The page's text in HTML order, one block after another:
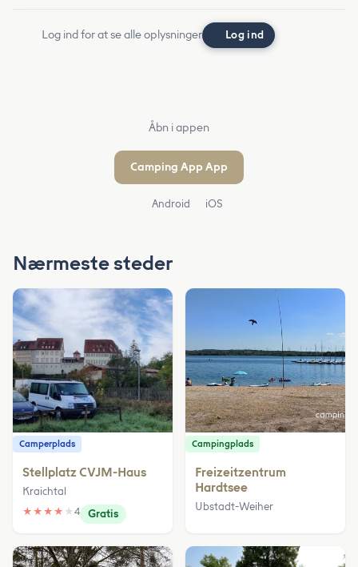
Log ind for at se alle oplysninger Log ind
Åbn i appen
Camping App App
Android iOS
Nærmeste steder
Camperplads
Stellplatz CVJM-Haus
Kraichtal
★ ★ ★ ★ ★ 4 Gratis
Campingplads
Freizeitzentrum
Hardtsee
Ubstadt-Weiher